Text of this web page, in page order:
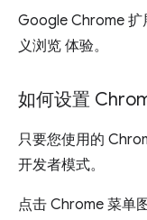
Google Chrome 扩
义浏览 体验。
如何设置
只要您使用的
开发者模式。
点击 Chrome 菜单